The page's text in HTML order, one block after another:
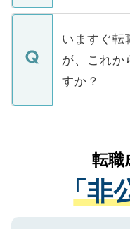
関を公にして
に、医療機
みを人材紹
ています。
定を承諾する
の辞退の連
ますので、
個人情報が漏
で、ご安心
などで収集
ご本人のキ
支援を目的
ているすべて
は、個人情
管理基準を
る、プライ
ご登録いた
いますぐ転
が、これか
すか？
かがいして
経験をまじ
させていた
ない方には
ので、まずは
転職
「非